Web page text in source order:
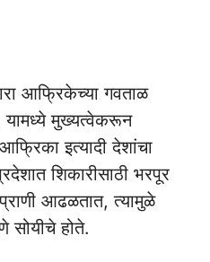
आफ्रिकेच्या गवताळ
यामध्ये मुख्यत्वेकरून
इत्यादी देशांचा
शिकारीसाठी भरपूर
आढळतात, त्यामुळे
सोयीचे होते.